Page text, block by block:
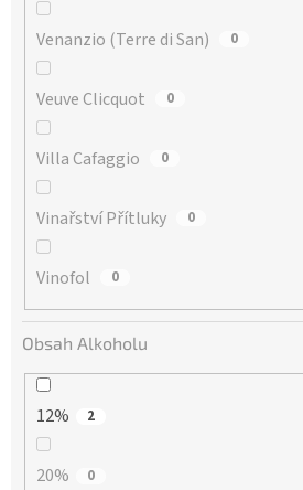
Venanzio (Terre di San) 0
Veuve Clicquot 0
Villa Cafaggio 0
Vinařství Přítluky 0
Vinofol 0
Obsah Alkoholu
12% 2
20% 0